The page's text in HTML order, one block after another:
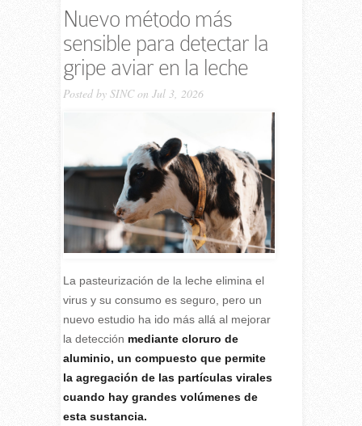
Nuevo método más
sensible para detectar la
gripe aviar en la leche
Posted by SINCon Jul 3, 2026
La pasteurización de la leche elimina el
virus y su consumo es seguro, pero un
nuevo estudio ha ido más allá al mejorar
la detección mediante cloruro de
aluminio, un compuesto que permite
la agregación de las partículas virales
cuando hay grandes volúmenes de
esta sustancia.